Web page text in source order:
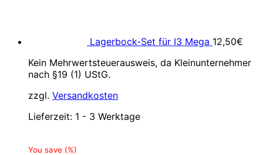
Lagerbock-Set für I3 Mega 12,50€
Kein Mehrwertsteuerausweis, da Kleinunternehmer
nach §19 (1) UStG.
zzgl. Versandkosten
Lieferzeit: 1 - 3 Werktage
You save (%)